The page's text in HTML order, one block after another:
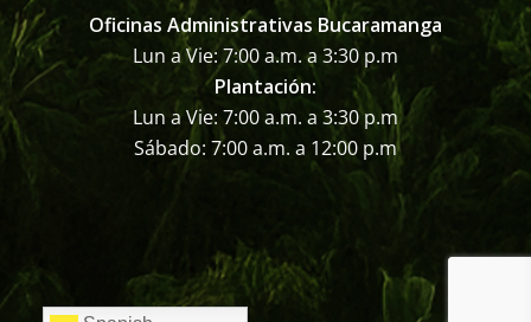
Oficinas Administrativas Bucaramanga
Lun a Vie: 7:00 a.m. a 3:30 p.m
Plantación:
Lun a Vie: 7:00 a.m. a 3:30 p.m
Sábado: 7:00 a.m. a 12:00 p.m